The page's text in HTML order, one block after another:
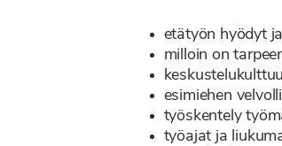
etätyön hyödyt
milloin on
esimiehen
työskentely
työajat ja